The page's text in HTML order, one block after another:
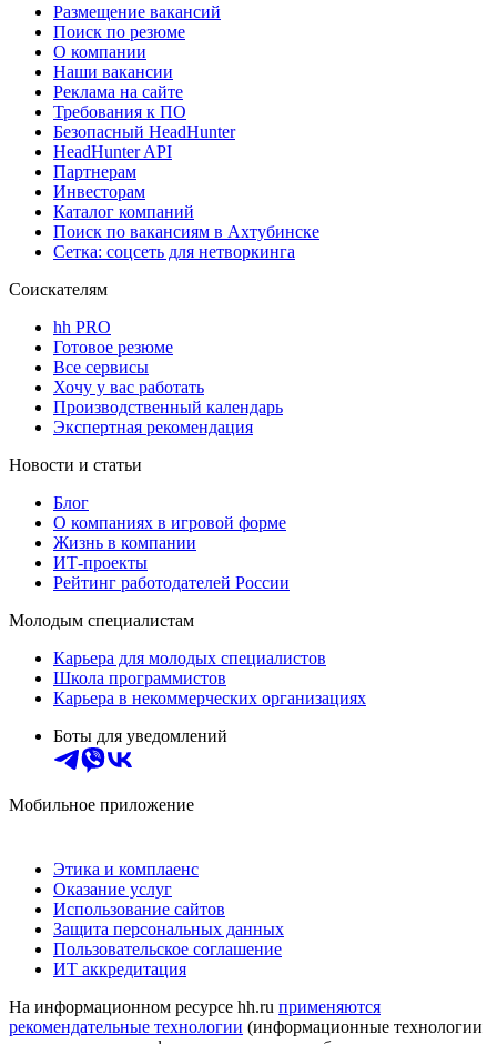
Размещение вакансий
Поиск по резюме
О компании
Наши вакансии
Реклама на сайте
Требования к ПО
Безопасный HeadHunter
HeadHunter API
Партнерам
Инвесторам
Каталог компаний
Поиск по вакансиям в Ахтубинске
Сетка: соцсеть для нетворкинга
Соискателям
hh PRO
Готовое резюме
Все сервисы
Хочу у вас работать
Производственный календарь
Экспертная рекомендация
Новости и статьи
Блог
О компаниях в игровой форме
Жизнь в компании
ИТ-проекты
Рейтинг работодателей России
Молодым специалистам
Карьера для молодых специалистов
Школа программистов
Карьера в некоммерческих организациях
Боты для уведомлений
Мобильное приложение
Этика и комплаенс
Оказание услуг
Использование сайтов
Защита персональных данных
Пользовательское соглашение
ИТ аккредитация
На информационном ресурсе hh.ru применяются
рекомендательные технологии (информационные технологии